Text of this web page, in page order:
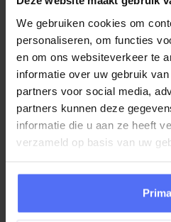
We gebruiken cookies om
personaliseren, om functies
en om ons websiteverkeer te
informatie over uw gebruik
partners voor social media,
partners kunnen deze
informatie die u aan ze heeft
verzameld op basis van uw